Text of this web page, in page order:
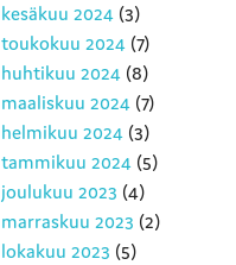
kesäkuu 2024 (3)
toukokuu 2024 (7)
huhtikuu 2024 (8)
maaliskuu 2024 (7)
helmikuu 2024 (3)
tammikuu 2024 (5)
joulukuu 2023 (4)
marraskuu 2023 (2)
lokakuu 2023 (5)